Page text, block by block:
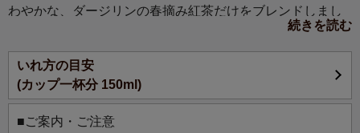
わやかな、ダージリンの春摘み紅茶だけをブレンドしまし
た。春風のようにやさしい風味をお楽しみください。続きを読む
いれ方の目安
(カップ一杯分 150ml)
■ご案内・ご注意